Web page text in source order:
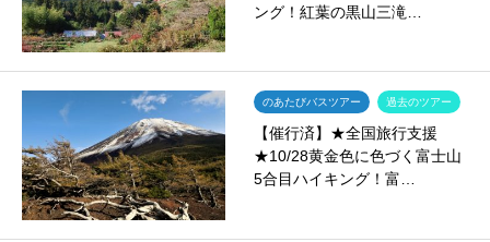
ング！紅葉の黒山三滝…
のあたびバスツアー 過去のツアー
【催行済】★全国旅行支援
★10/28黄金色に色づく富士山
5合目ハイキング！富…